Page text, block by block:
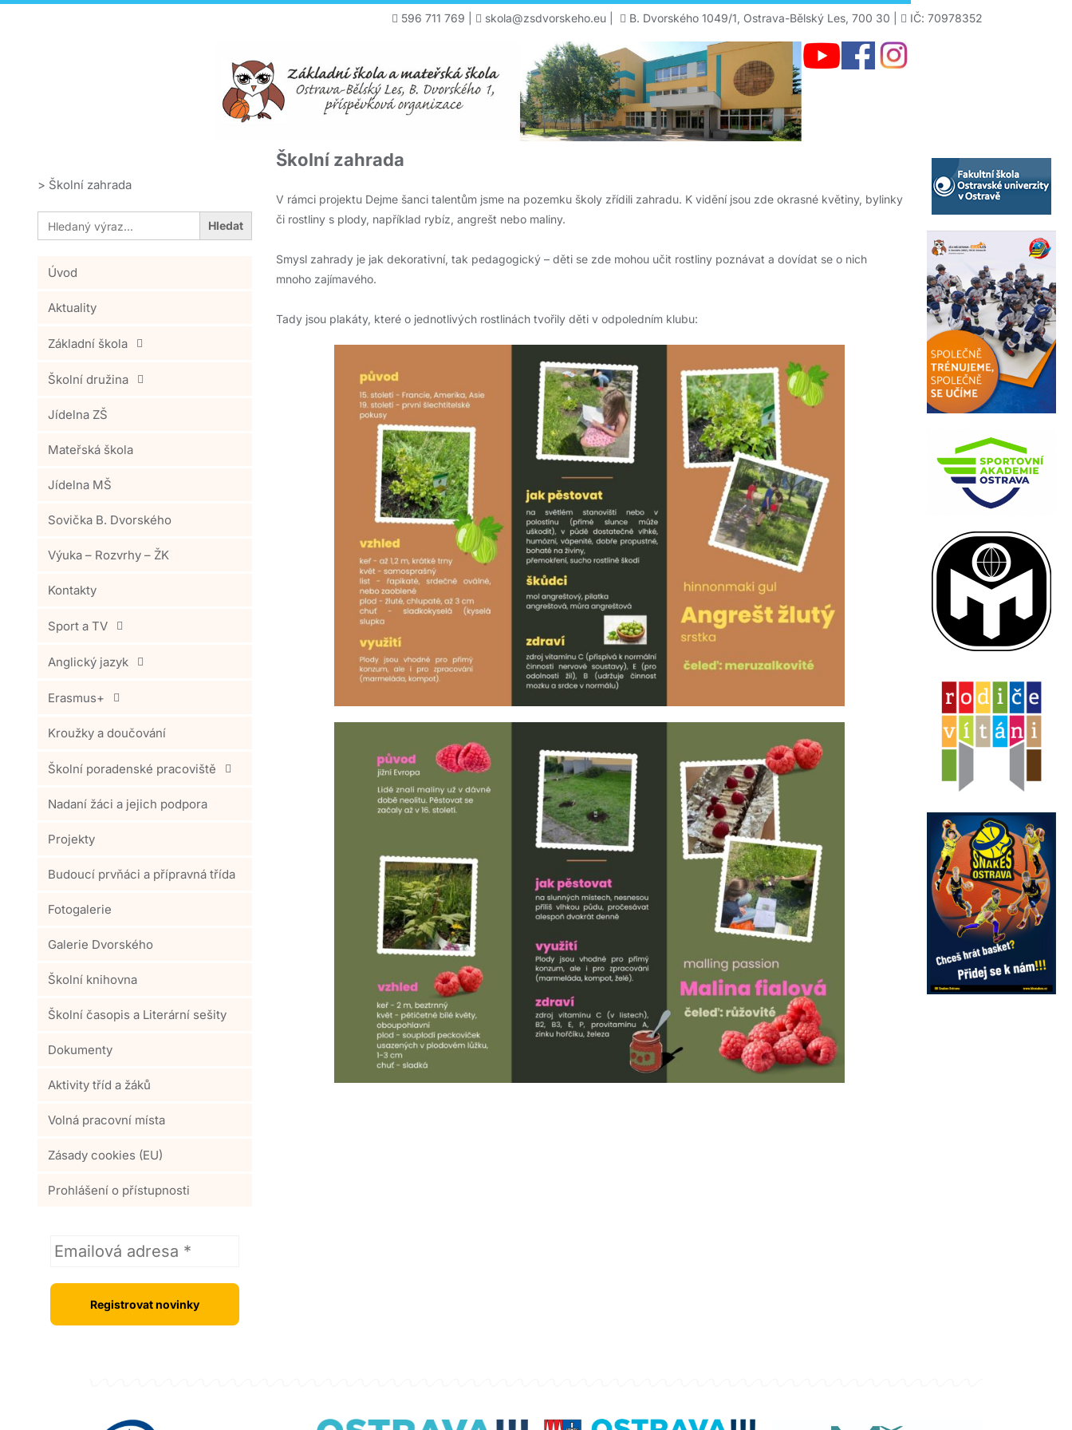
596 711 769 skola@zsdvorskeho.eu B. Dvorského 1049/1, Ostrava-Bělský Les, 700 30 | IČ: 70978352
> Školní zahrada
Search
for:
Úvod
Aktuality
Základní škola
Školní družina
Jídelna ZŠ
Mateřská škola
Jídelna MŠ
Sovička B. Dvorského
Výuka – Rozvrhy – ŽK
Kontakty
Sport a TV
Anglický jazyk
Erasmus+
Kroužky a doučování
Školní poradenské pracoviště
Nadaní žáci a jejich podpora
Projekty
Budoucí prvňáci a přípravná třída
Fotogalerie
Galerie Dvorského
Školní knihovna
Školní časopis a Literární sešity
Dokumenty
Aktivity tříd a žáků
Volná pracovní místa
Zásady cookies (EU)
Prohlášení o přístupnosti
Školní zahrada
V rámci projektu Dejme šanci talentům jsme na pozemku školy zřídili zahradu. K vidění jsou zde okrasné květiny, bylinky
či rostliny s plody, například rybíz, angrešt nebo maliny.
Smysl zahrady je jak dekorativní, tak pedagogický – děti se zde mohou učit rostliny poznávat a dovídat se o nich
mnoho zajímavého.
Tady jsou plakáty, které o jednotlivých rostlinách tvořily děti v odpoledním klubu: